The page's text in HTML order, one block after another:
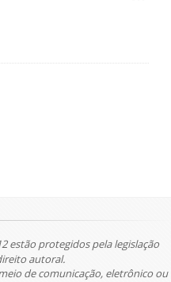
estão protegidos pela legislação
autoral.
de comunicação, eletrônico ou